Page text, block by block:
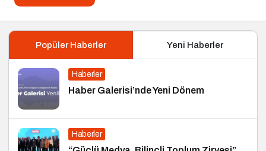
Popüler Haberler Yeni Haberler
Haberler
Haber Galerisi’nde Yeni Dönem
Haberler